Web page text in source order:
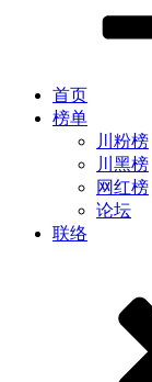
首页
榜单
川粉榜
川黑榜
网红榜
论坛
联络